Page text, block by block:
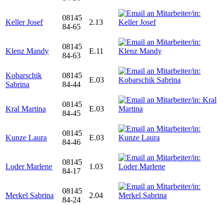
Keller Josef
08145
84-65
2.13
Klenz Mandy
08145
84-63
E.11
Kobarschik
Sabrina
08145
84-44
E.03
Kral Martina
08145
84-45
E.03
Kunze Laura
08145
84-46
E.03
Loder Marlene
08145
84-17
1.03
Merkel Sabrina
08145
84-24
2.04